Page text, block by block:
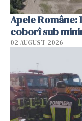
Apele
coborî sub
02 AUGUST 2026